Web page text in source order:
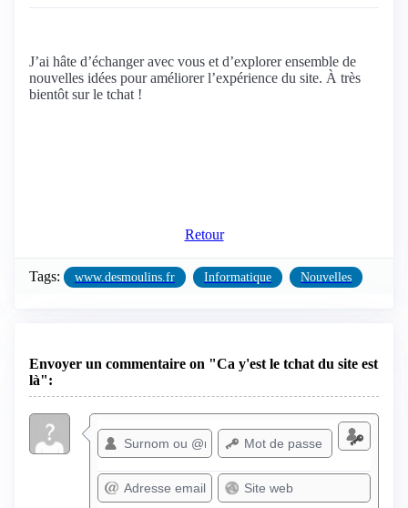
J’ai hâte d’échanger avec vous et d’explorer ensemble de
nouvelles idées pour améliorer l’expérience du site. À très
bientôt sur le tchat !
Retour
Tags: www.desmoulins.fr Informatique Nouvelles
Envoyer un commentaire on "Ca y'est le tchat du site est
là":